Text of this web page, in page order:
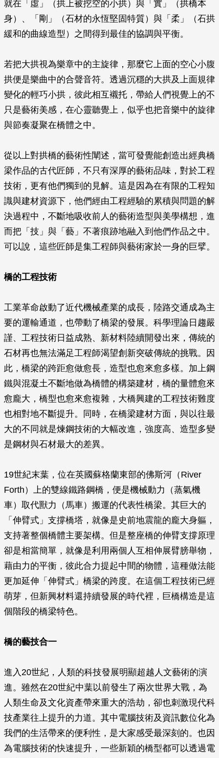
就在「虛」（拱上被挖空的小拱）與「實」（拱橋本
身）、「剛」（石材的永恆堅固特質）與「柔」（石拱
緩和的曲線造型）之間得到最佳的協調與平衡。
若把大拱視為樂章中的主旋律，那麼它上面的空心小腹
拱便是樂曲中的合聲音符。透過沉穩的大拱及上面規律
變化的輕巧小拱，彼此相互襯托，帶給人們視覺上的不
只是藝術美感，在心靈聽覺上，似乎也把音樂中的旋律
與節奏凝聚在橋體之中。
從以上對拱橋的藝術性闡述，當可發覺能創造出經典橋
梁作品的古代匠師，不只有深厚的藝術品味，對於工程
技術，更有他們獨到的見解。這是因為在有限的工程知
識與建材資源下，他們經由工程經驗的累積與問題的解
決過程中，不斷地吸收前人的藝術造型與美學構想，進
而把「技」與「藝」不著痕跡地融入到他們作品之中。
可以說，這些匠師是集工程師與藝術家於一身的巨擘。
橋的工程技術
工業革命啟動了近代機械產業的成長，陸路交通成為主
要的運輸通道，也帶動了橋梁的發展。科學理論日趨嚴
謹、工程技術日益成熟、新材料陸續開發出來，傳統的
石材再也無法滿足工程師渴望創新突破傳統的挑戰。因
此，橋梁的跨距愈做愈長，造型也愈來愈多樣。加上鋼
鐵與混凝土不斷地做為橋體的構築建材，橋的量體愈來
愈龐大，橋型也愈來愈複雜，大橋興建的工程技術難度
也相對地不斷提升。同時，在橋梁建材方面，與以往最
大的不同就是煉鋼技術的大幅改進，強度高、造型多變
是鋼材與石材最大的差異。
19世紀末葉，位在英國蘇格蘭東部的佛斯河（River
Forth）上的雙線鐵路鋼橋，便是機械動力（蒸氣機
車）取代獸力（馬車）搬運的代表性橋梁。其巨大的
「伸臂式」支撐橋塔，就像是史前地震龍的龐大身軀，
支持著整個橋體主要架構。但是整座橋的伸臂支撐原理
卻是相當簡單，就像是利用兩個人互相伸展臂膀舉物，
藉由力的平衡，彼此合力提起中間的物體，這種做法能
更加延伸「伸臂式」橋梁的跨度。在這個工程技術已經
萌芽，但新興材料還持續發展的時代裡，巨橋構造是這
個階段的橋梁特色。
橋的藝技合一
進入20世紀，人類的科技發展明顯超越人文藝術的演
進。雖然在20世紀中葉以前發生了兩次世界大戰，為
人類生命及文化資產帶來重大的浩劫，卻也刺激現代科
技產業往上提升的力道。其中電腦技術及資訊數位化為
我們的生活帶來的便利性，是大家感受最深刻的。也因
為電腦技術的快速提升，一些新穎的橋型都可以透過電